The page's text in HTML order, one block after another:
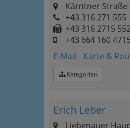
Kärntner Straße
+43 316 271 555
+43 316 2715
+43 664 160 4715
E-Mail
Karte &
Kategorien
Erich Leber
Liebenauer